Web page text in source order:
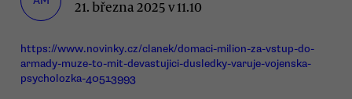
21. března 2025 v 11.10
https://www.novinky.cz/clanek/domaci-milion-za-vstup-do-
armady-muze-to-mit-devastujici-dusledky-varuje-vojenska-
psycholozka-40513993